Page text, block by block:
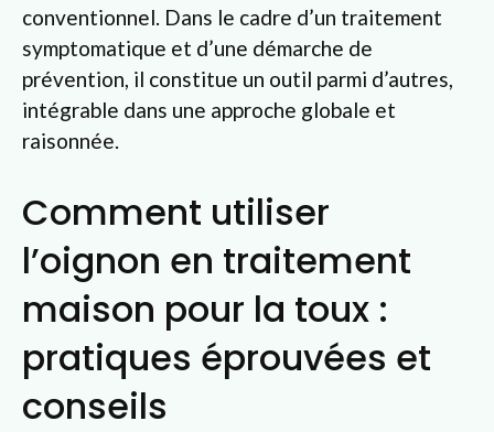
conventionnel. Dans le cadre d’un traitement
symptomatique et d’une démarche de
prévention, il constitue un outil parmi d’autres,
intégrable dans une approche globale et
raisonnée.
Comment utiliser
l’oignon en traitement
maison pour la toux :
pratiques éprouvées et
conseils